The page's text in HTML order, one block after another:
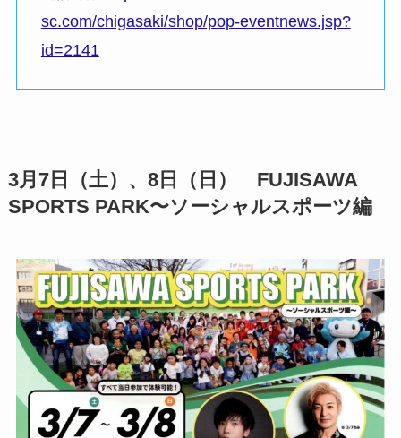
sc.com/chigasaki/shop/pop-eventnews.jsp?
id=2141
3月7日（土）、8日（日） FUJISAWA
SPORTS PARK〜ソーシャルスポーツ編